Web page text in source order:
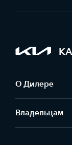
О Дилере
Владельцам